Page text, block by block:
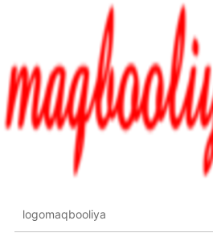
logomaqbooliya